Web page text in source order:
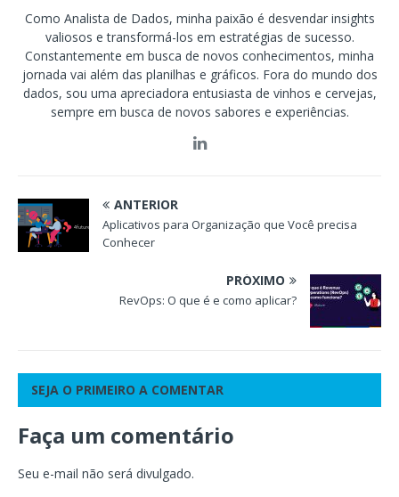
Como Analista de Dados, minha paixão é desvendar insights
valiosos e transformá-los em estratégias de sucesso.
Constantemente em busca de novos conhecimentos, minha
jornada vai além das planilhas e gráficos. Fora do mundo dos
dados, sou uma apreciadora entusiasta de vinhos e cervejas,
sempre em busca de novos sabores e experiências.
ANTERIOR
Aplicativos para Organização que Você precisa
Conhecer
PRÓXIMO
RevOps: O que é e como aplicar?
SEJA O PRIMEIRO A COMENTAR
Faça um comentário
Seu e-mail não será divulgado.